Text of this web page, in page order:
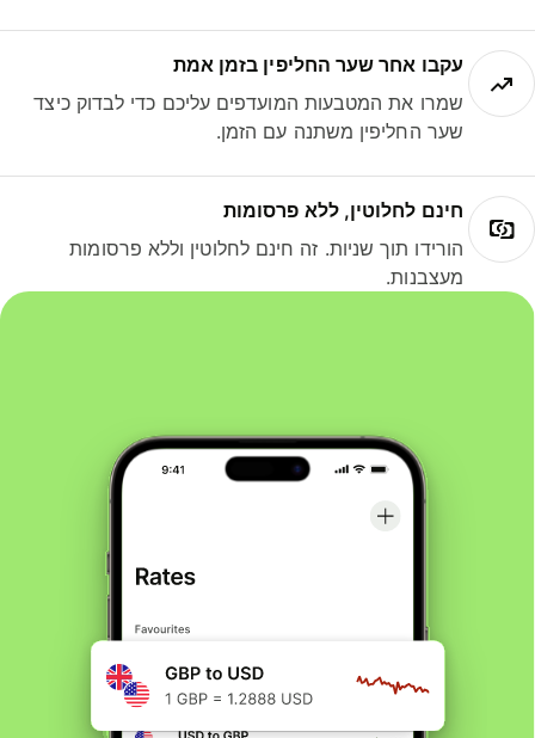
עקבו אחר שער החליפין בזמן אמת
שמרו את המטבעות המועדפים עליכם כדי לבדוק כיצד
שער החליפין משתנה עם הזמן.
חינם לחלוטין, ללא פרסומות
הורידו תוך שניות. זה חינם לחלוטין וללא פרסומות
מעצבנות.